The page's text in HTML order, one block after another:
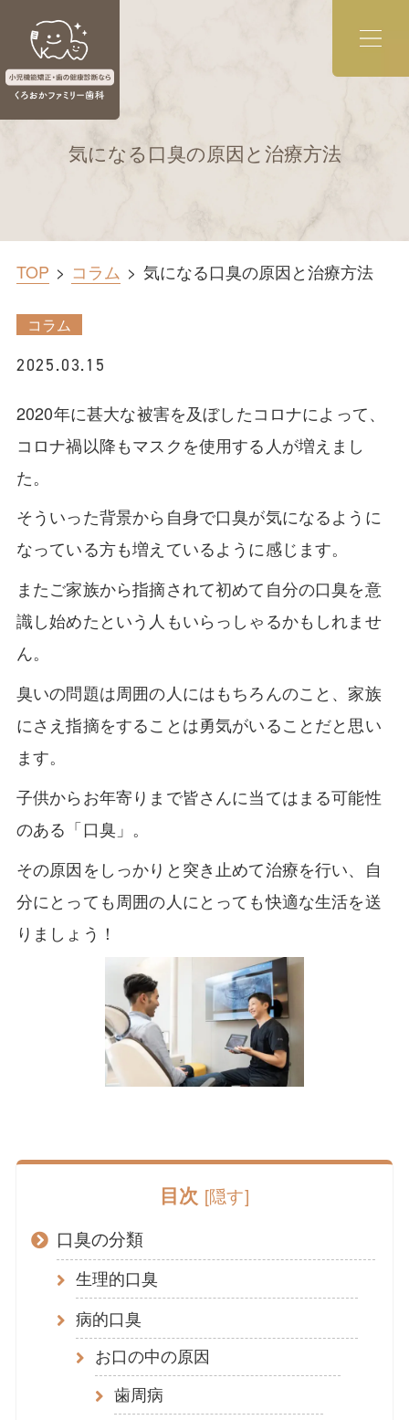
気になる口臭の原因と治療方法
TOP コラム 気になる口臭の原因と治療方法
コラム
2025.03.15
2020年に甚大な被害を及ぼしたコロナによって、
コロナ禍以降もマスクを使用する人が増えまし
た。
そういった背景から自身で口臭が気になるように
なっている方も増えているように感じます。
またご家族から指摘されて初めて自分の口臭を意
識し始めたという人もいらっしゃるかもしれませ
ん。
臭いの問題は周囲の人にはもちろんのこと、家族
にさえ指摘をすることは勇気がいることだと思い
ます。
子供からお年寄りまで皆さんに当てはまる可能性
のある「口臭」。
その原因をしっかりと突き止めて治療を行い、自
分にとっても周囲の人にとっても快適な生活を送
りましょう！
目次 [隠す]
口臭の分類
生理的口臭
病的口臭
お口の中の原因
歯周病